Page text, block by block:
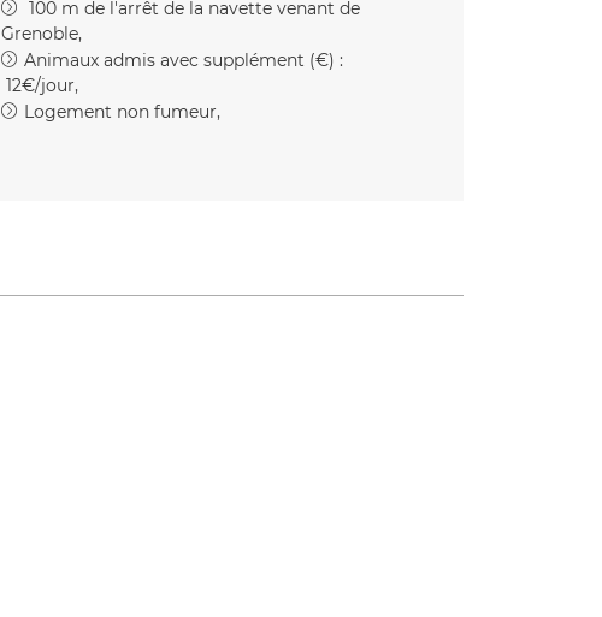
100 m de l'arrêt de la navette venant de
Grenoble
Animaux admis avec supplément (€) :
12€/jour
Logement non fumeur